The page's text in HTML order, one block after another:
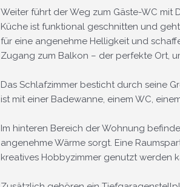
Weiter führt der Weg zum Gäste-WC mit
Küche ist funktional geschnitten und
für eine angenehme Helligkeit und
Zugang zum Balkon – der perfekte Ort,
Das Schlafzimmer besticht durch seine
ist mit einer Badewanne, einem WC,
Im hinteren Bereich der Wohnung
angenehme Wärme sorgt. Eine
kreatives Hobbyzimmer genutzt werden